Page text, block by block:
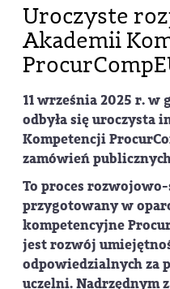
Uroczyste
Akademii
11 września 2025 r. w
odbyła sięuroczysta
Kompetencji
zamówień
To proces
przygotowany w
kompetencyjne
jest rozwój
odpowiedzialnych za
uczelni. Nadrzędnym